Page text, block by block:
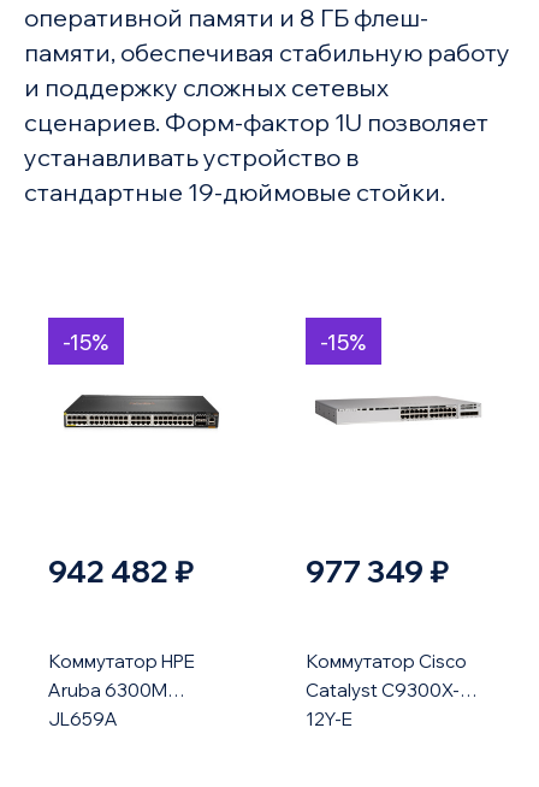
оперативной памяти и 8 ГБ флеш-
памяти, обеспечивая стабильную работу
и поддержку сложных сетевых
сценариев. Форм-фактор 1U позволяет
устанавливать устройство в
стандартные 19-дюймовые стойки.
-15%
942 482 ₽
Коммутатор HPE
Aruba 6300M
JL659A
-15%
977 349 ₽
Коммутатор Cisco
Catalyst C9300X-
12Y-E